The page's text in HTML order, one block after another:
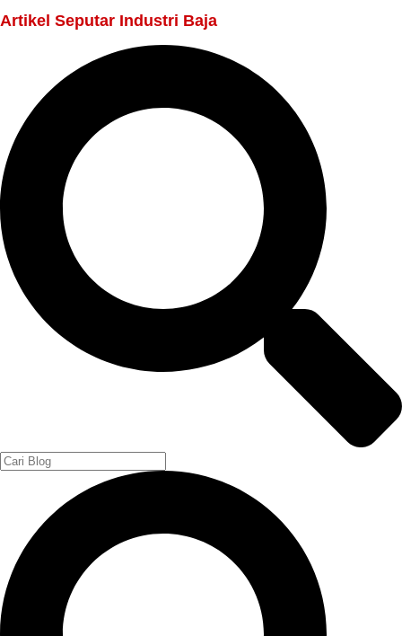
Artikel Seputar Industri Baja